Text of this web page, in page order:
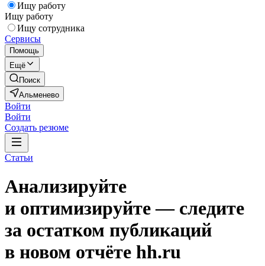
Ищу работу
Ищу работу
Ищу сотрудника
Сервисы
Помощь
Ещё
Поиск
Альменево
Войти
Войти
Создать резюме
Статьи
Анализируйте
и оптимизируйте — следите
за остатком публикаций
в новом отчёте hh.ru